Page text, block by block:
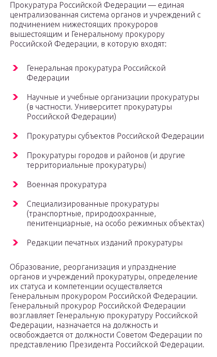
Прокуратура Российской Федерации — единая
централизованная система органов и учреждений с
подчинением нижестоящих прокуроров
вышестоящим и Генеральному прокурору
Российской Федерации, в которую входят:
Генеральная прокуратура Российской
Федерации
Научные и учебные организации прокуратуры
(в частности. Университет прокуратуры
Российской Федерации)
Прокуратуры субъектов Российской Федерации
Прокуратуры городов и районов (и другие
территориальные прокуратуры)
Военная прокуратура
Специализированные прокуратуры
(транспортные, природоохранные,
пенитенциарные, на особо режимных объектах)
Редакции печатных изданий прокуратуры
Образование, реорганизация и упразднение
органов и учреждений прокуратуры, определение
их статуса и компетенции осуществляется
Генеральным прокурором Российской Федерации.
Генеральный прокурор Российской Федерации
возглавляет Генеральную прокуратуру Российской
Федерации, назначается на должность и
освобождается от должности Советом Федерации по
представлению Президента Российской Федерации.